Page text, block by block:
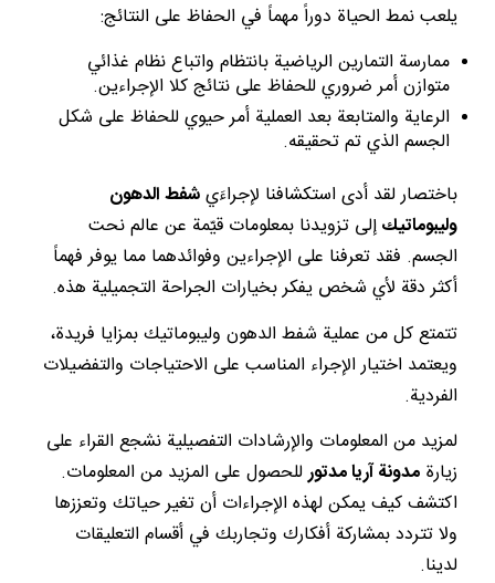
يلعب نمط الحياة دوراً مهماً في الحفاظ على النتائج:
ممارسة التمارين الرياضية بانتظام واتباع نظام غذائي
متوازن أمر ضروري للحفاظ على نتائج كلا الإجراءين.
الرعاية والمتابعة بعد العملية أمر حيوي للحفاظ على شكل
الجسم الذي تم تحقيقه.
باختصار لقد أدى استكشافنا لإجراءَيشفط الدهون
وليبوماتيكإلى تزويدنا بمعلومات قيّمة عن عالم نحت
الجسم. فقد تعرفنا على الإجراءين وفوائدهما مما يوفر فهماً
أكثر دقة لأي شخص يفكر بخيارات الجراحة التجميلية هذه.
تتمتع كل من عملية شفط الدهون وليبوماتيك بمزايا فريدة،
ويعتمد اختيار الإجراء المناسب على الاحتياجات والتفضيلات
الفردية.
لمزيد من المعلومات والإرشادات التفصيلية نشجع القراء على
زيارة مدونة آريا مدتورللحصول على المزيد من المعلومات.
اكتشف كيف يمكن لهذه الإجراءات أن تغير حياتك وتعززها
ولا تتردد بمشاركة أفكارك وتجاربك في أقسام التعليقات
لدينا.